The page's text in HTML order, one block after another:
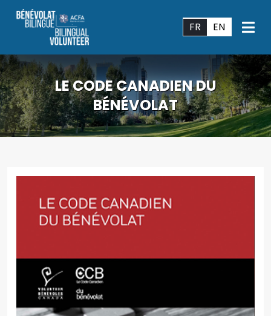
FR EN
LE CODE CANADIEN DU
BÉNÉVOLAT